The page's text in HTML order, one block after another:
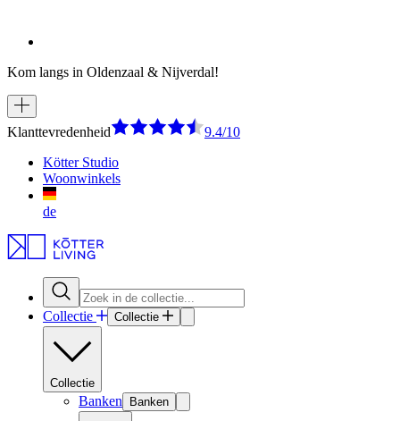
Kom langs in Oldenzaal & Nijverdal!
Klanttevredenheid
9.4/10
Kötter Studio
Woonwinkels
de
Collectie Collectie
Collectie
Banken Banken